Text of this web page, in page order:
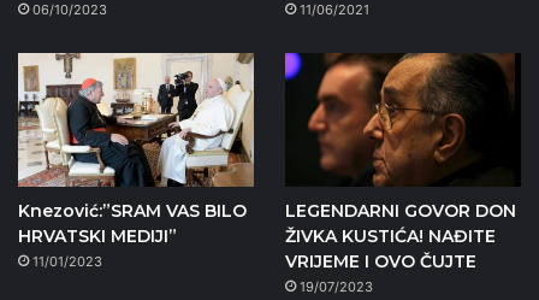
06/10/2023 11/06/2021
Knezović:”SRAM VAS BILO
HRVATSKI MEDIJI”
11/01/2023
LEGENDARNI GOVOR DON
ŽIVKA KUSTIĆA! NAĐITE
VRIJEME I OVO ČUJTE
19/07/2023